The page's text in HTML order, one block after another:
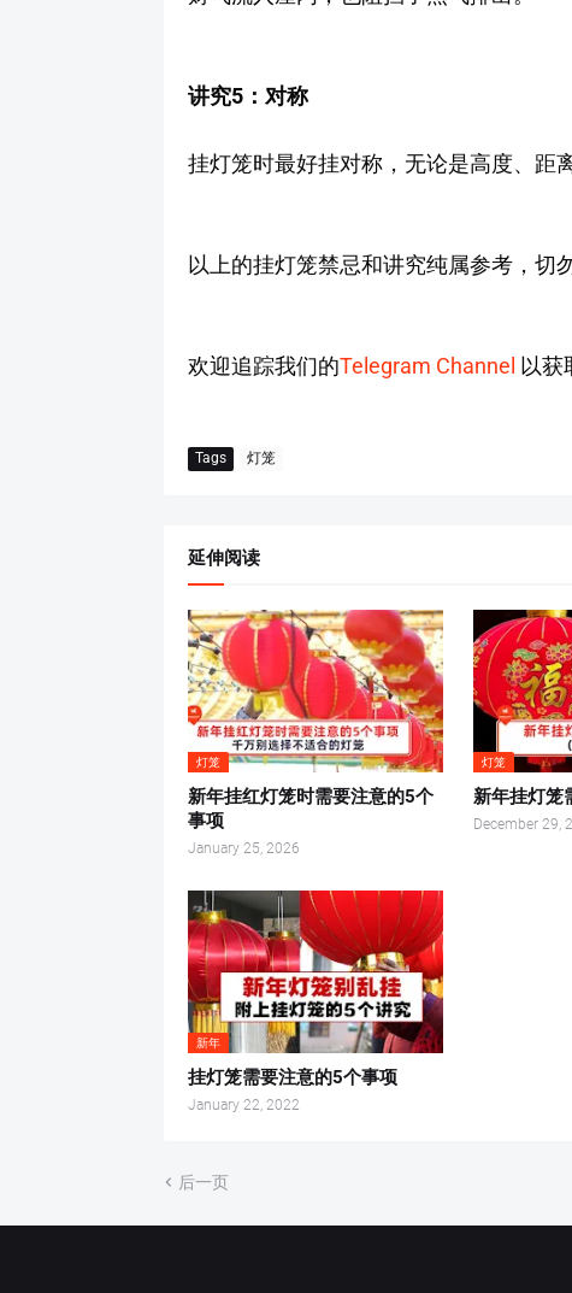
讲究5：对称
挂灯笼时最好挂对称，无论是高度、距
以上的挂灯笼禁忌和讲究纯属参考，切
欢迎追踪我们的Telegram Channel 以获
Tags 灯笼
延伸阅读
灯笼
新年挂红灯笼时需要注意的5个
事项
January 25, 2026
灯笼
新年挂灯笼
December 29,
新年
挂灯笼需要注意的5个事项
January 22, 2022
后一页